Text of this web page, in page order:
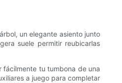
un elegante asiento junto
suele permitir reubicarlas
fácilmente tu tumbona de una
a juego para completar